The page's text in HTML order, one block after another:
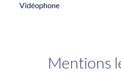
Vidéophone
Mentions